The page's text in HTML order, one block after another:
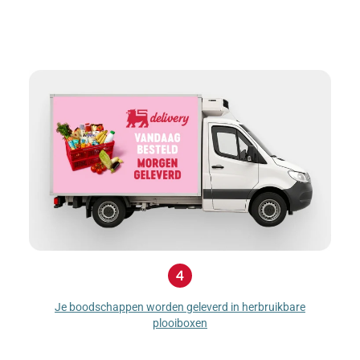
Je boodschappen worden geleverd in herbruikbare
plooiboxen